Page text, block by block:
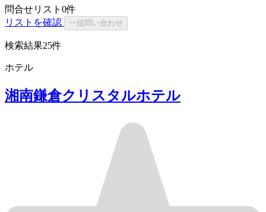
問合せリスト 0件
リストを確認
一括問い合わせ
検索結果25件
ホテル
湘南鎌倉クリスタルホテル